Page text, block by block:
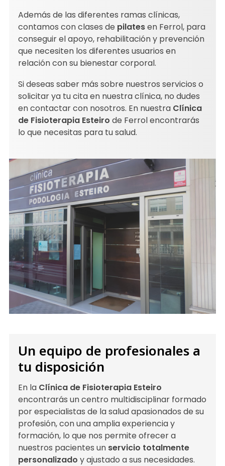
Además de las diferentes ramas clínicas,
contamos con clases de pilatesen Ferrol, para
conseguir el apoyo, rehabilitación y prevención
que necesiten los diferentes usuarios en
relación con su bienestar corporal.
Si deseas saber más sobre nuestros servicios o
solicitar ya tu cita en nuestra clínica, no dudes
en contactar con nosotros. En nuestra Clínica
de Fisioterapia Esteiro de Ferrol encontrarás
lo que necesitas para tu salud.
Un equipo de profesionales a
tu disposición
En la Clínica de Fisioterapia Esteiro
encontrarás un centro multidisciplinar formado
por especialistas de la salud apasionados de su
profesión, con una amplia experiencia y
formación, lo que nos permite ofrecer a
nuestros pacientes un servicio totalmente
personalizado y ajustado a sus necesidades.